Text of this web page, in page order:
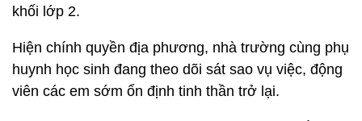
khối lớp 2.
Hiện chính quyền địa phương, nhà trường cùng phụ
huynh học sinh đang theo dõi sát sao vụ việc, động
viên các em sớm ổn định tinh thần trở lại.